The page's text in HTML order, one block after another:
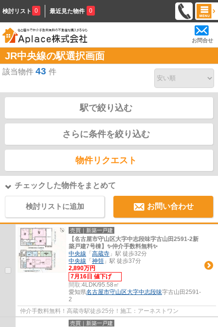
検討リスト 0 最近見た物件 0
お問合せ
JR中央線の駅選択画面
該当物件 43 件
駅で絞り込む
さらに条件を絞り込む
物件リクエスト
チェックした物件をまとめて
検討リストに追加 お問い合わせ
売買｜新築一戸建
【名古屋市守山区大字中志段味字古山田2591-2新
築戸建7号棟】✨️仲介手数料無料✨️
中央線 「 高蔵寺 」駅 徒歩32分
中央線 「 神領 」駅 徒歩37分
2,890万円
7月16日 値下げ
間取:4LDK/95.58㎡
愛知県名古屋市守山区大字中志段味字古山田2591-
2
仲介手数料無料！高蔵寺駅徒歩25分！施工：アーネストワン
売買｜新築一戸建